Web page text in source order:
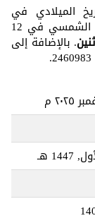
. ويتوافق مع التاريخ الشمسي في 12
. بالإضافة إلى